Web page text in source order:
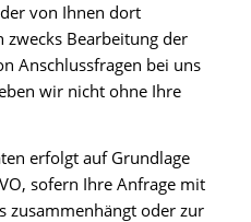
von Ihnen dort
zwecks Bearbeitung der
Anschlussfragen bei uns
wir nicht ohne Ihre
erfolgt auf Grundlage
sofern Ihre Anfrage mit
zusammenhängt oder zur